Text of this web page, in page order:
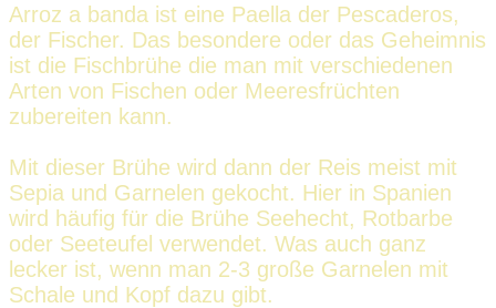
Arroz a banda ist eine Paella der Pescaderos,
der Fischer. Das besondere oder das Geheimnis
ist die Fischbrühe die man mit verschiedenen
Arten von Fischen oder Meeresfrüchten
zubereiten kann.
Mit dieser Brühe wird dann der Reis meist mit
Sepia und Garnelen gekocht. Hier in Spanien
wird häufig für die Brühe Seehecht, Rotbarbe
oder Seeteufel verwendet. Was auch ganz
lecker ist, wenn man 2-3 große Garnelen mit
Schale und Kopf dazu gibt.